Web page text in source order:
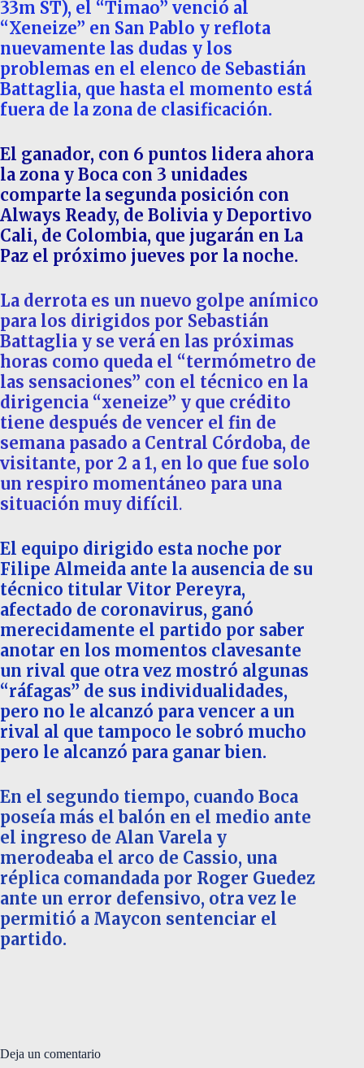
33m ST), el “Timao” venció al
“Xeneize” en San Pablo y reflota
nuevamente las dudas y los
problemas en el elenco de Sebastián
Battaglia, que hasta el momento está
fuera de la zona de clasificación.
El ganador, con 6 puntos lidera ahora
la zona y Boca con 3 unidades
comparte la segunda posición con
Always Ready, de Bolivia y Deportivo
Cali, de Colombia, que jugarán en La
Paz el próximo jueves por la noche.
La derrota es un nuevo golpe anímico
para los dirigidos por Sebastián
Battaglia y se verá en las próximas
horas como queda el “termómetro de
las sensaciones” con el técnico en la
dirigencia “xeneize” y que crédito
tiene después de vencer el fin de
semana pasado a Central Córdoba, de
visitante, por 2 a 1, en lo que fue solo
un respiro momentáneo para una
situación muy difícil.
El equipo dirigido esta noche por
Filipe Almeida ante la ausencia de su
técnico titular Vitor Pereyra,
afectado de coronavirus, ganó
merecidamente el partido por saber
anotar en los momentos clavesante
un rival que otra vez mostró algunas
“ráfagas” de sus individualidades,
pero no le alcanzó para vencer a un
rival al que tampoco le sobró mucho
pero le alcanzó para ganar bien.
En el segundo tiempo, cuando Boca
poseía más el balón en el medio ante
el ingreso de Alan Varela y
merodeaba el arco de Cassio, una
réplica comandada por Roger Guedez
ante un error defensivo, otra vez le
permitió a Maycon sentenciar el
partido.
Deja un comentario